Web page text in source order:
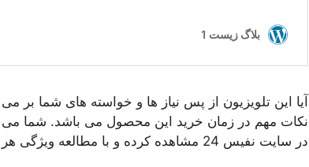
آیا این تلویزیون از پس نیاز ها و خواسته های شما بر می
نکات مهم در زمان خرید این محصول می باشد. شما می
در سایت نفیس 24 مشاهده کرده و با مطالعه ویژگی هر کدام، آن ها را با یکدیگر مقایسه کنید.